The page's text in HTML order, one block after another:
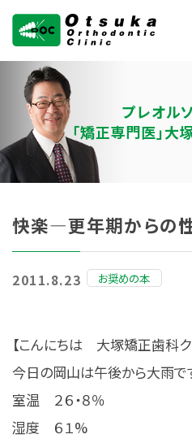
大塚矯正歯科クリニ
ック
プレオル
「矯正専門医」
快楽―更年期からの
2011.8.23 お奨めの本
【こんにちは 大塚矯正歯科
今日の岡山は午後から大雨で
室温 ２６・８％
湿度 ６１%